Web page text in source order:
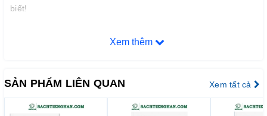
biết!
`` 혼자 배우는 베트남어 첫걸음 ''được thiết kế để giúp bạn học
được sử dụng trong cuộc sống hàng ngày dưới dạng trò
dung chính của cuộc trò chuyện cơ bản và nhiều cách diễn đạt
Xem thêm
SẢN PHẨM LIÊN QUAN Xem tất cả